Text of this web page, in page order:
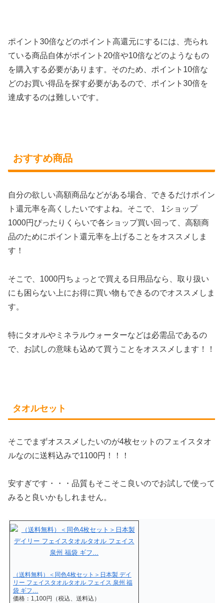
ポイント30倍などのポイント高還元にするには、売られ
ている商品自体がポイント20倍や10倍などのようなもの
を購入する必要があります。そのため、ポイント10倍な
どのお買い得品を探す必要があるので、ポイント30倍を
達成するのは難しいです。
おすすめ商品
自分の欲しい高額商品などがある場合、できるだけポイン
ト還元率を高くしたいですよね。そこで、
1ショップ
1000円ぴったりくらいで各ショップ買い回って、高額商
品のためにポイント還元率を上げることをオススメしま
す！
そこで、1000円ちょっとで買える日用品なら、取り扱い
にも困らない上にお得に買い物もできるのでオススメしま
す。
特にタオルやミネラルウォーターなどは必需品であるの
で、お試しの意味も込めて買うことをオススメします！！
タオルセット
そこでまずオススメしたいのが4枚セットのフェイスタオ
ルなのに送料込みで1100円！！！
安すぎです・・・品質もそこそこ良いのでお試しで使って
みると良いかもしれません。
（送料無料）＜同色4枚セット＞日本製 デイ
リー フェイスタオルタオル フェイス 泉州 福
袋 ギフ…
価格：1,100円（税込、送料込）